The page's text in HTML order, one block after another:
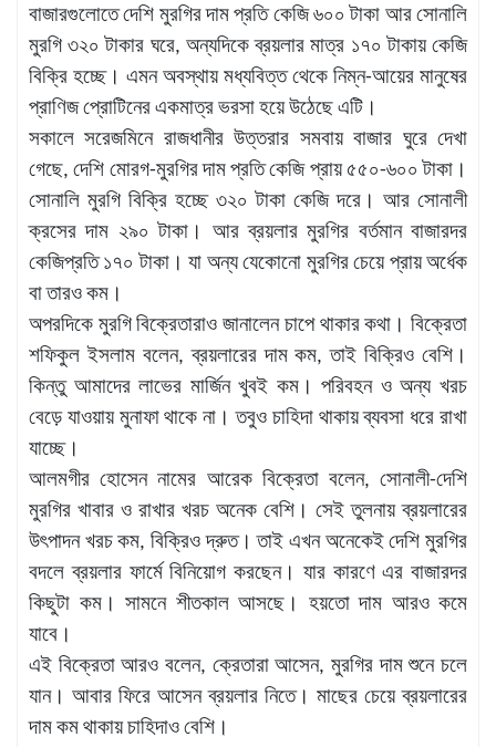
বাজারগুলোতে দেশি মুরগির দাম প্রতি কেজি ৬০০ টাকা আর সোনালি
মুরগি ৩২০ টাকার ঘরে, অন্যদিকে ব্রয়লার মাত্র ১৭০ টাকায় কেজি
বিক্রি হচ্ছে। এমন অবস্থায় মধ্যবিত্ত থেকে নিম্ন-আয়ের মানুষের
প্রাণিজ প্রোটিনের একমাত্র ভরসা হয়ে উঠেছে এটি।
সকালে সরেজমিনে রাজধানীর উত্তরার সমবায় বাজার ঘুরে দেখা
গেছে, দেশি মোরগ-মুরগির দাম প্রতি কেজি প্রায় ৫৫০-৬০০ টাকা।
সোনালি মুরগি বিক্রি হচ্ছে ৩২০ টাকা কেজি দরে। আর সোনালী
ক্রসের দাম ২৯০ টাকা। আর ব্রয়লার মুরগির বর্তমান বাজারদর
কেজিপ্রতি ১৭০ টাকা। যা অন্য যেকোনো মুরগির চেয়ে প্রায় অর্ধেক
বা তারও কম।
অপরদিকে মুরগি বিক্রেতারাও জানালেন চাপে থাকার কথা। বিক্রেতা
শফিকুল ইসলাম বলেন, ব্রয়লারের দাম কম, তাই বিক্রিও বেশি।
কিন্তু আমাদের লাভের মার্জিন খুবই কম। পরিবহন ও অন্য খরচ
বেড়ে যাওয়ায় মুনাফা থাকে না। তবুও চাহিদা থাকায় ব্যবসা ধরে রাখা
যাচ্ছে।
আলমগীর হোসেন নামের আরেক বিক্রেতা বলেন, সোনালী-দেশি
মুরগির খাবার ও রাখার খরচ অনেক বেশি। সেই তুলনায় ব্রয়লারের
উৎপাদন খরচ কম, বিক্রিও দ্রুত। তাই এখন অনেকেই দেশি মুরগির
বদলে ব্রয়লার ফার্মে বিনিয়োগ করছেন। যার কারণে এর বাজারদর
কিছুটা কম। সামনে শীতকাল আসছে। হয়তো দাম আরও কমে
যাবে।
এই বিক্রেতা আরও বলেন, ক্রেতারা আসেন, মুরগির দাম শুনে চলে
যান। আবার ফিরে আসেন ব্রয়লার নিতে। মাছের চেয়ে ব্রয়লারের
দাম কম থাকায় চাহিদাও বেশি।